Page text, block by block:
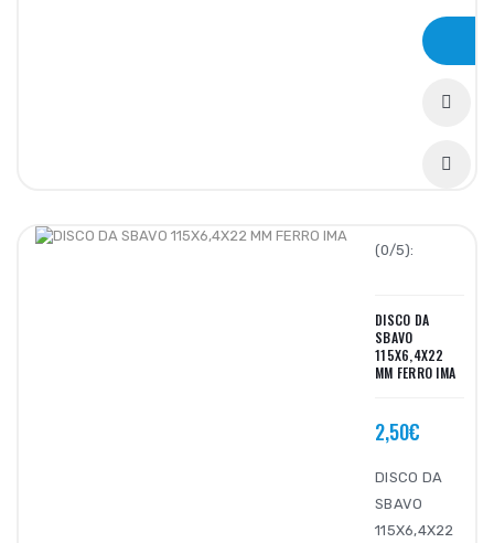
(0/5):
DISCO DA
SBAVO
115X6,4X22
MM FERRO IMA
2,50€
DISCO DA
SBAVO
115X6,4X22